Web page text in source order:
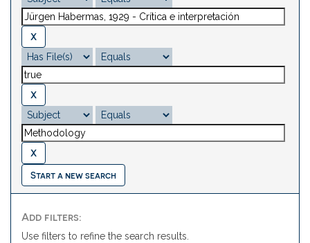
Start a new search
Add filters:
Use filters to refine the search results.